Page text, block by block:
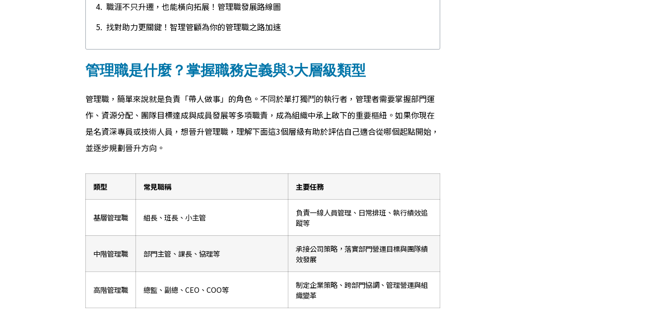
職涯不只升遷，也能橫向拓展！管理職發展路線圖
找對助力更關鍵！智理管顧為你的管理職之路加速
管理職是什麼？掌握職務定義與3大層級類型
管理職，簡單來說就是負責「帶人做事」的角色。不同於單打獨鬥的執行者，管理者需要掌握部門運
作、資源分配、團隊目標達成與成員發展等多項職責，成為組織中承上啟下的重要樞紐。如果你現在
是名資深專員或技術人員，想晉升管理職，理解下面這3個層級有助於評估自己適合從哪個起點開始，
並逐步規劃晉升方向。
類型 常見職稱 主要任務
基層管理職 組長、班長、小主管
負責一線人員管理、日常排班、執行績效追
蹤等
中階管理職 部門主管、課長、協理等
承接公司策略，落實部門營運目標與團隊績
效發展
高階管理職 總監、副總、CEO、COO等
制定企業策略、跨部門協調、管理營運與組
織變革